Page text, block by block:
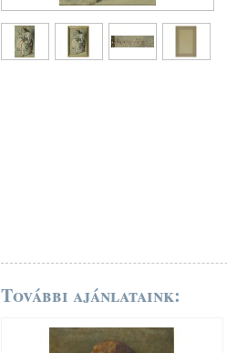
További ajánlataink: